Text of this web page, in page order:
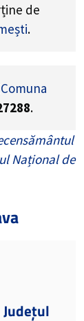
de
.
Comuna
.
Național de